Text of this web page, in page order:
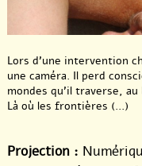
Lors d’une intervention
une caméra. Il perd
mondes qu’il traverse,
Là où les frontières (...)
Projection :